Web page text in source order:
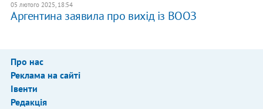
05 лютого 2025, 18:54
Аргентина заявила про вихід із ВООЗ
Про нас
Реклама на сайті
Івенти
Редакція